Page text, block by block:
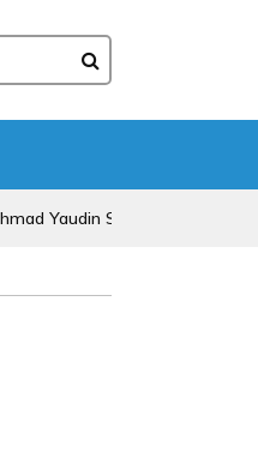
Sogir dan Gus Sholeh Beri